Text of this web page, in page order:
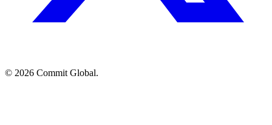
© 2026 Commit Global.